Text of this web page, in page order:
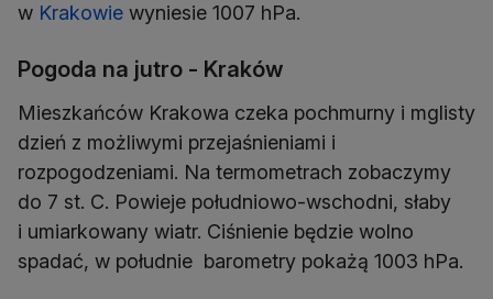
w Krakowie wyniesie 1007 hPa.
Pogoda na jutro - Kraków
Mieszkańców Krakowa czeka pochmurny i mglisty
dzień z możliwymi przejaśnieniami i
rozpogodzeniami. Na termometrach zobaczymy
do 7 st. C. Powieje południowo-wschodni, słaby
i umiarkowany wiatr. Ciśnienie będzie wolno
spadać, w południe barometry pokażą 1003 hPa.